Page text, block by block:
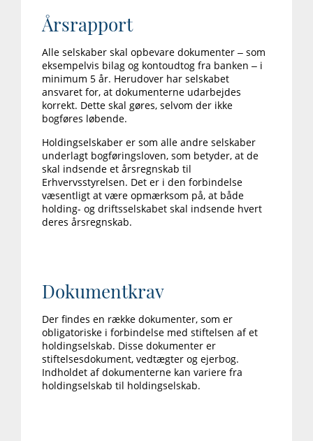
Årsrapport
Alle selskaber skal opbevare dokumenter – som
eksempelvis bilag og kontoudtog fra banken – i
minimum 5 år. Herudover har selskabet
ansvaret for, at dokumenterne udarbejdes
korrekt. Dette skal gøres, selvom der ikke
bogføres løbende.
Holdingselskaber er som alle andre selskaber
underlagt bogføringsloven, som betyder, at de
skal indsende et årsregnskab til
Erhvervsstyrelsen. Det er i den forbindelse
væsentligt at være opmærksom på, at både
holding- og driftsselskabet skal indsende hvert
deres årsregnskab.
Dokumentkrav
Der findes en række dokumenter, som er
obligatoriske i forbindelse med stiftelsen af et
holdingselskab. Disse dokumenter er
stiftelsesdokument, vedtægter og ejerbog.
Indholdet af dokumenterne kan variere fra
holdingselskab til holdingselskab.